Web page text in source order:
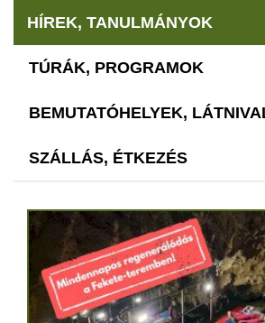
HÍREK, TANULMÁNYOK
TÚRÁK, PROGRAMOK
BEMUTATÓHELYEK,
SZÁLLÁS, ÉTKEZÉS